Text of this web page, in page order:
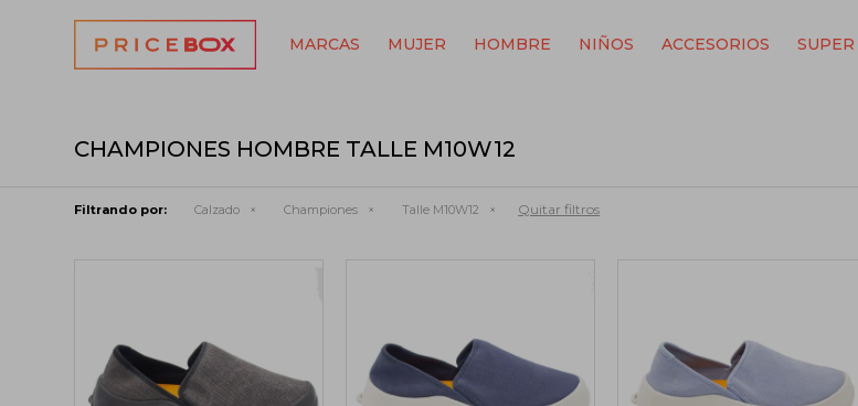
MARCAS MUJER HOMBRE NIÑOS ACCESORIOS SUPER
CHAMPIONES HOMBRE TALLE M10W12
Filtrando por: Calzado Championes Talle M10W12 Quitar filtros